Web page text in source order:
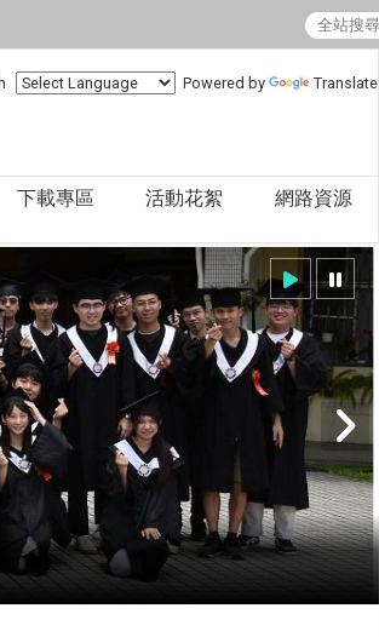
Powered by Translate
下載專區 活動花絮 網路資源